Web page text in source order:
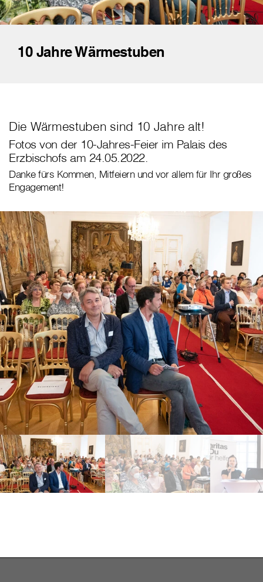
10 Jahre Wärmestuben
Die Wärmestuben sind 10 Jahre alt!
Fotos von der 10-Jahres-Feier im Palais des
Erzbischofs am 24.05.2022.
Danke fürs Kommen, Mitfeiern und vor allem für Ihr großes
Engagement!